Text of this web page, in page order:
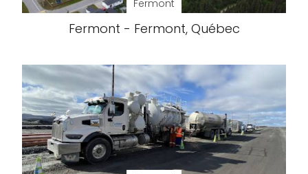
Fermont
Fermont - Fermont, Québec